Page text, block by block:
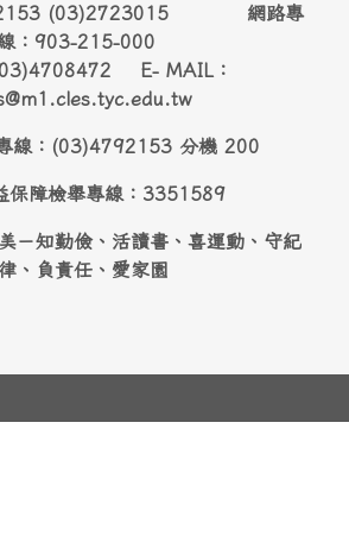
(03)2723015 網路專
：903-215-000
E- MAIL：
線：(03)4792153 分機 200
保障檢舉專線：3351589
－知勤儉、活讀書、喜運動、守紀
、負責任、愛家園